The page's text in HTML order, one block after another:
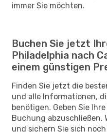
immer Sie möchten.
Buchen Sie jetzt
Philadelphia nach
einem günstigen
Finden Sie jetzt die
und alle Informationen,
benötigen. Geben Sie
Buchung abzuschließen.
und sichern Sie sich